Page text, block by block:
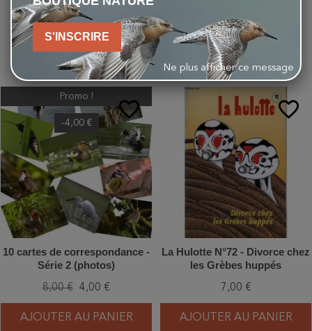
VOUS AIMEREZ AUSSI
favorite_border
Promo !
-4,00 €
10 cartes de correspondance -
Série 2 (photos)
8,00 € 4,00 €
AJOUTER AU PANIER
favorite_border
La Hulotte N°72 - Divorce chez
les Grèbes huppés
7,00 €
AJOUTER AU PANIER
S'INSCRIRE
Ne plus afficher ce message